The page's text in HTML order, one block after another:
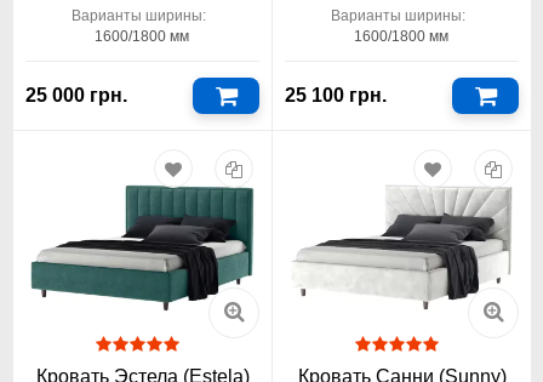
Варианты ширины:
1600/1800 мм
25 000 грн.
Варианты ширины:
1600/1800 мм
25 100 грн.
Кровать Эстела (Estela)
Кровать Санни (Sunny)